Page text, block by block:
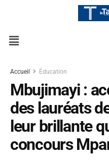
Accueil Éducation
Mbujimayi :
des lauréats
leur brillante
concours